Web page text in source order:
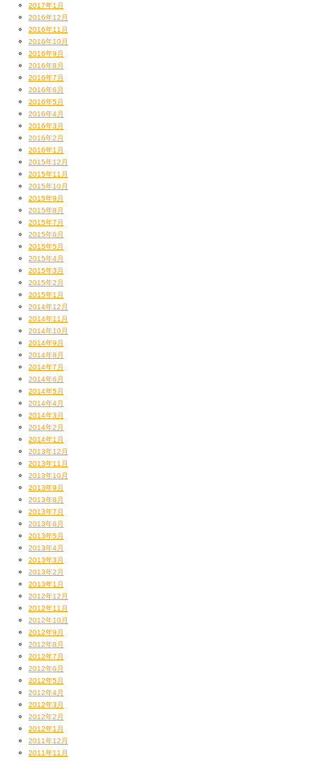
2017年1月
2016年12月
2016年11月
2016年10月
2016年9月
2016年8月
2016年7月
2016年6月
2016年5月
2016年4月
2016年3月
2016年2月
2016年1月
2015年12月
2015年11月
2015年10月
2015年9月
2015年8月
2015年7月
2015年6月
2015年5月
2015年4月
2015年3月
2015年2月
2015年1月
2014年12月
2014年11月
2014年10月
2014年9月
2014年8月
2014年7月
2014年6月
2014年5月
2014年4月
2014年3月
2014年2月
2014年1月
2013年12月
2013年11月
2013年10月
2013年9月
2013年8月
2013年7月
2013年6月
2013年5月
2013年4月
2013年3月
2013年2月
2013年1月
2012年12月
2012年11月
2012年10月
2012年9月
2012年8月
2012年7月
2012年6月
2012年5月
2012年4月
2012年3月
2012年2月
2012年1月
2011年12月
2011年11月